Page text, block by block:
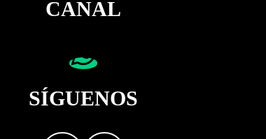
CANAL
SÍGUENOS